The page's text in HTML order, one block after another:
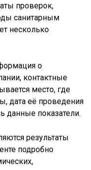
проверок,
санитарным
несколько
о
контактные
место, где
дата её проведения
данные показатели.
результаты
подробно